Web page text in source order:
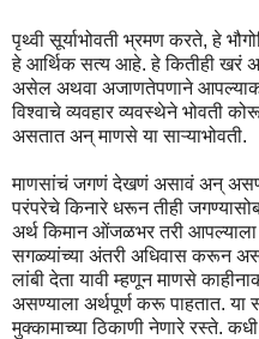
पृथ्वी सूर्याभोवती भ्रमण करते, हे
हे आर्थिक सत्य आहे. हे कितीही खरं
असेल अथवा अजाणतेपणाने
विश्वाचे व्यवहार व्यवस्थेने भोवती
असतात अन् माणसे या साऱ्याभोवती.
माणसांचं जगणं देखणं असावं अन् असणं
परंपरेचे किनारे धरून तीही
अर्थ किमान ओंजळभर तरी
सगळ्यांच्या अंतरी अधिवास करून
लांबी देता यावी म्हणून माणसे
असण्याला अर्थपूर्ण करू पाहतात. या
मुक्कामाच्या ठिकाणी नेणारे रस्ते.